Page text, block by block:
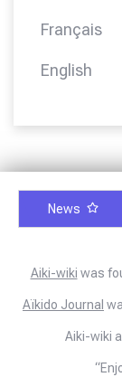
Français
English
News
Aiki-wiki was
Aïkido Journal
Aiki-wiki